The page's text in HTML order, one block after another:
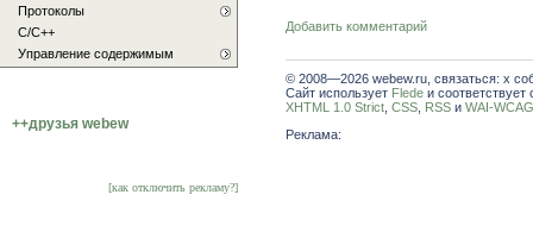
Добавить комментарий
© 2008—2026 webew.ru, связаться: x
Сайт использует Flede и соответствует
XHTML 1.0 Strict CSS RSS и WAI-
Реклама:
Протоколы
С/C++
Управление содержимым
++друзья webew
[как отключить рекламу?]